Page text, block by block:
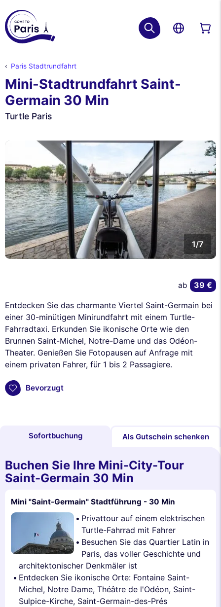
Paris Stadtrundfahrt
Mini-Stadtrundfahrt Saint-
Germain 30 Min
Turtle Paris
1/7
Entdecken Sie das charmante Viertel Saint-Germain bei
einer 30-minütigen Minirundfahrt mit einem Turtle-
Fahrradtaxi. Erkunden Sie ikonische Orte wie den
Brunnen Saint-Michel, Notre-Dame und das Odéon-
Theater. Genießen Sie Fotopausen auf Anfrage mit
einem privaten Fahrer, für 1 bis 2 Passagiere.
Bevorzugt
ab 39 €
Sofortbuchung Als Gutschein schenken
Buchen Sie Ihre Mini-City-Tour
Saint-Germain 30 Min
Mini "Saint-Germain" Stadtführung - 30 Min
Privattour auf einem elektrischen
Turtle-Fahrrad mit Fahrer
Besuchen Sie das Quartier Latin in
Paris, das voller Geschichte und
architektonischer Denkmäler ist
Entdecken Sie ikonische Orte: Fontaine Saint-
Michel, Notre Dame, Théâtre de l'Odéon, Saint-
Sulpice-Kirche, Saint-Germain-des-Prés